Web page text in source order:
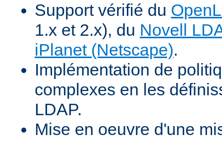
Support vérifié du
1.x et 2.x), du Novell
iPlanet (Netscape).
Implémentation de
complexes en les
LDAP.
Mise en oeuvre d'une